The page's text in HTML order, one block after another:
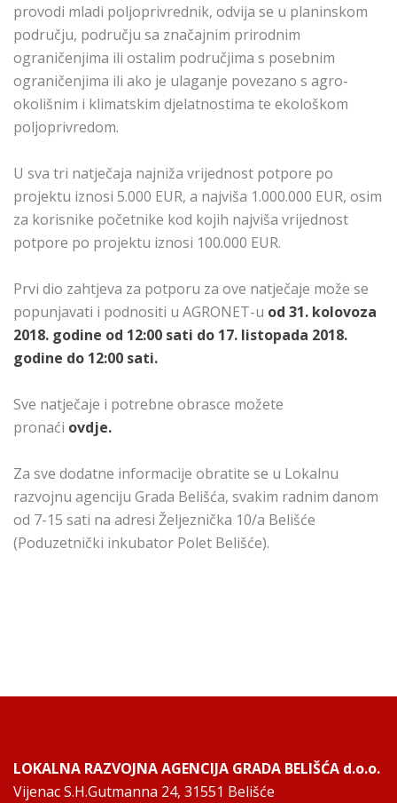
provodi mladi poljoprivrednik, odvija se u planinskom
području, području sa značajnim prirodnim
ograničenjima ili ostalim područjima s posebnim
ograničenjima ili ako je ulaganje povezano s agro-
okolišnim i klimatskim djelatnostima te ekološkom
poljoprivredom.
U sva tri natječaja najniža vrijednost potpore po
projektu iznosi 5.000 EUR, a najviša 1.000.000 EUR, osim
za korisnike početnike kod kojih najviša vrijednost
potpore po projektu iznosi 100.000 EUR.
Prvi dio zahtjeva za potporu za ove natječaje može se
popunjavati i podnositi u AGRONET-u od 31. kolovoza
2018. godine od 12:00 sati do 17. listopada 2018.
godine do 12:00 sati.
Sve natječaje i potrebne obrasce možete
pronaći ovdje.
Za sve dodatne informacije obratite se u Lokalnu
razvojnu agenciju Grada Belišća, svakim radnim danom
od 7-15 sati na adresi Željeznička 10/a Belišće
(Poduzetnički inkubator Polet Belišće).
LOKALNA RAZVOJNA AGENCIJA GRADA BELIŠĆA d.o.o.
Vijenac S.H.Gutmanna 24, 31551 Belišće